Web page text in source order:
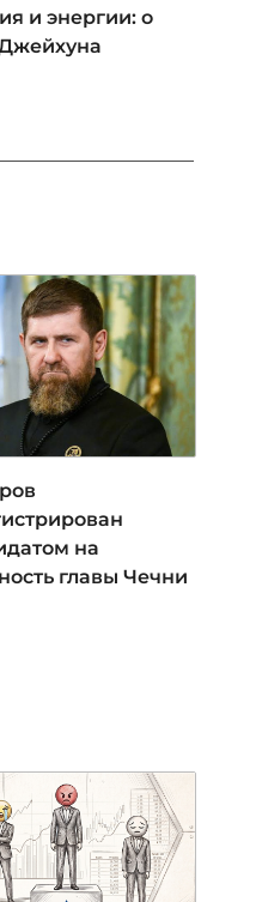
и энергии: о
на
главы Чечни